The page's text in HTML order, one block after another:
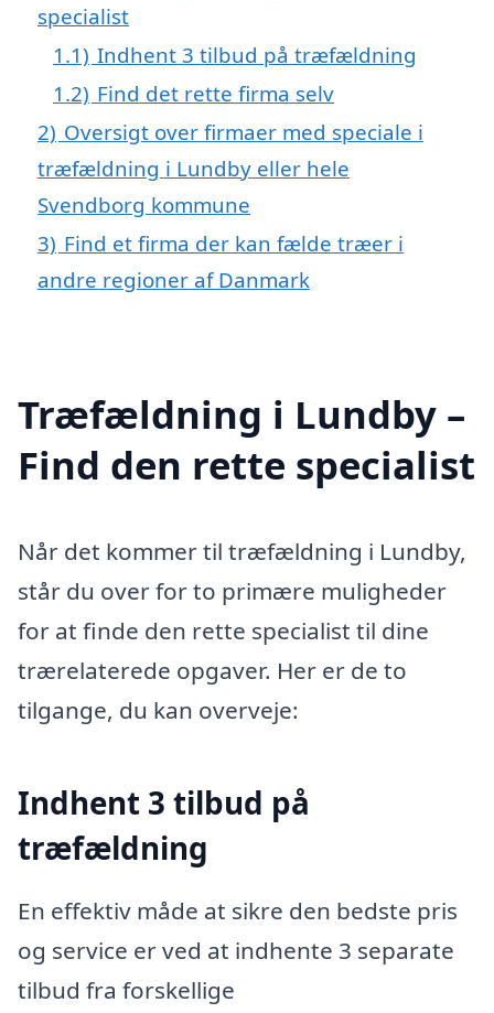
specialist
1.1) Indhent 3 tilbud på træfældning
1.2) Find det rette firma selv
2) Oversigt over firmaer med speciale i
træfældning i Lundby eller hele
Svendborg kommune
3) Find et firma der kan fælde træer i
andre regioner af Danmark
Træfældning i Lundby –
Find den rette specialist
Når det kommer til træfældning i Lundby,
står du over for to primære muligheder
for at finde den rette specialist til dine
trærelaterede opgaver. Her er de to
tilgange, du kan overveje:
Indhent 3 tilbud på
træfældning
En effektiv måde at sikre den bedste pris
og service er ved at indhente 3 separate
tilbud fra forskellige